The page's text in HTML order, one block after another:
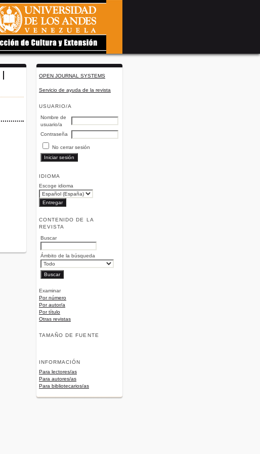
OPEN JOURNAL SYSTEMS
Servicio de ayuda de la revista
USUARIO/A
Nombre de
usuario/a
Contraseña
No cerrar sesión
IDIOMA
Escoge idioma
CONTENIDO DE LA
REVISTA
Buscar
Ámbito de la búsqueda
Examinar
Por número
Por autor/a
Por título
Otras revistas
TAMAÑO DE FUENTE
INFORMACIÓN
Para lectores/as
Para autores/as
Para bibliotecarios/as